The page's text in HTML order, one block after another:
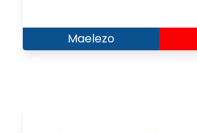
Maelezo